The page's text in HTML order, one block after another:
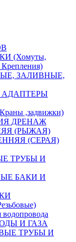
(Хомуты,
ЗАЛИВНЫЕ,
АДАПТЕРЫ
,задвижки)
ДРЕНАЖ
(РЫЖАЯ)
(СЕРАЯ)
ТРУБЫ И
БАКИ И
И ГАЗА
ТРУБЫ И